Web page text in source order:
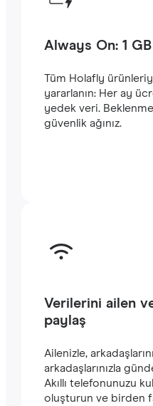
Always On: 1
Tüm Holafly
yararlanın: Her ay
yedek veri.
güvenlik ağınız.
Verilerini ailen
paylaş
Ailenizle,
arkadaşlarınızla
Akıllı telefonunuzu
oluşturun ve birden